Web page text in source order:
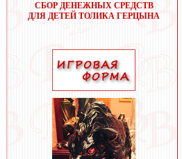
СБОР ДЕНЕЖНЫХ СРЕДСТВ
ДЛЯ ДЕТЕЙ ТОЛИКА ГЕРЦЫНА